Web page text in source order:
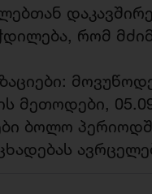
რომ
მეთოდები,
ბოლო